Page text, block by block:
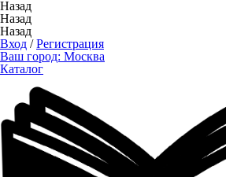
Назад
Назад
Назад
Вход /Регистрация
Ваш город: Москва
Каталог